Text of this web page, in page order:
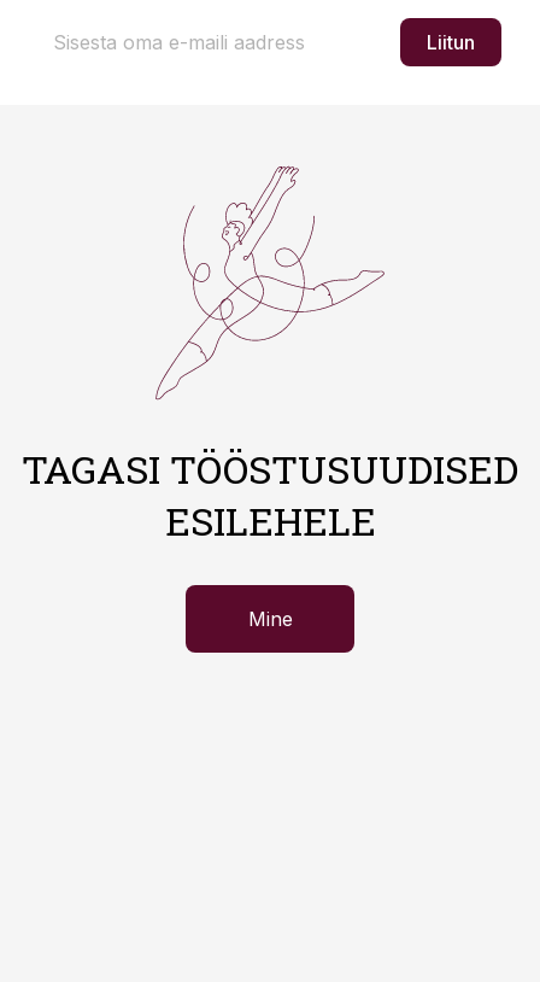
Liitun
TAGASI TÖÖSTUSUUDISED
ESILEHELE
Mine